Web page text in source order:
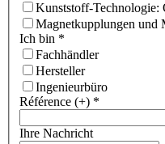
Kunststoff-Technologie:
Magnetkupplungen und
Ich bin *
Fachhändler
Hersteller
Ingenieurbüro
Référence (+) *
Ihre Nachricht